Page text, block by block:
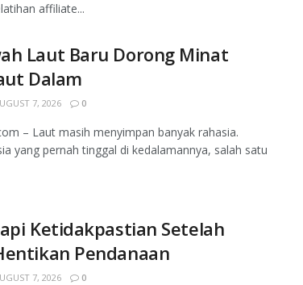
affiliate...
Laut Baru Dorong Minat
Dalam
7, 2026 0
– Laut masih menyimpan banyak rahasia.
yang pernah tinggal di kedalamannya, salah satu
Ketidakpastian Setelah
Pendanaan
7, 2026 0